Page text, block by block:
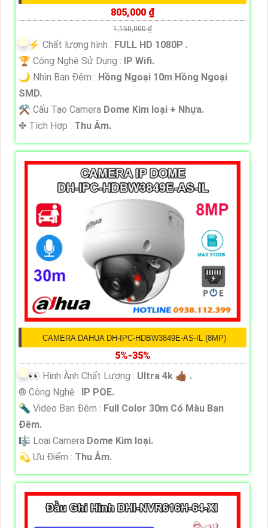
805,000 ₫
1,150,000 ₫
️⚡ Chất lượng hình : FULL HD 1080P .
🏆 Công Nghệ Sử Dụng : IP Wifi.
🌙 Nhìn Ban Đêm : Hồng Ngoại 10m Hồng Ngoại
SMD.
⚒ Cấu Tạo Camera Dome Kim loại + Nhựa.
️✤ Tích Hợp : Thu Âm.
CAMERA DAHUA DH-IPC-HDBW3849E-AS-IL (8MP)
5%-35%
️👀 Hình Ành Chất Lượng : Ultra 4k 👍🏾 .
®️ Công Nghệ :
IP POE.
🔦 Video Ban Đêm : Full Color 30m Có Màu Ban
Ðêm.
🎼️ Loại Camera Dome Kim loại.
️💫 Ưu Điểm : Thu Âm.